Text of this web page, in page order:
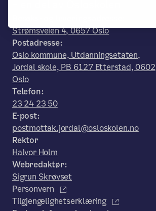
Strømsveien 4, 0657 Oslo
Postadresse:
Oslo kommune, Utdanningsetaten,
Jordal skole, PB 6127 Etterstad, 0602
Oslo
Telefon:
23 24 23 50
E-post:
postmottak.jordal@osloskolen.no
Rektor
Halvor Holm
Webredaktør:
Sigrun Skrøvset
Personvern
Tilgjengelighetserklæring